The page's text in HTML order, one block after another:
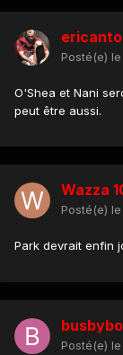
Posté(e)
O'Shea et Nani
peut être aussi.
Wazza
Posté(e)
Park devrait enfin
Posté(e)